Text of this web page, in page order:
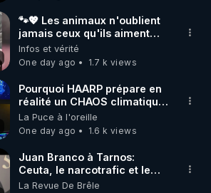
🐾💖 Les animaux n'oublient
jamais ceux qu'ils aiment…
🥹❤️
Infos et vérité
One day ago
1.7 k views
Pourquoi HAARP prépare en
réalité un CHAOS climatique,
on répond
La Puce à l'oreille
One day ago
1.6 k views
Juan Branco à Tarnos:
Ceuta, le narcotrafic et le
pouvoir en France
La Revue De Brêle